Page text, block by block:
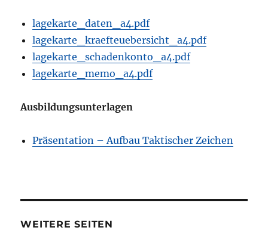
lagekarte_daten_a4.pdf
lagekarte_kraefteuebersicht_a4.pdf
lagekarte_schadenkonto_a4.pdf
lagekarte_memo_a4.pdf
Ausbildungsunterlagen
Präsentation – Aufbau Taktischer Zeichen
WEITERE SEITEN